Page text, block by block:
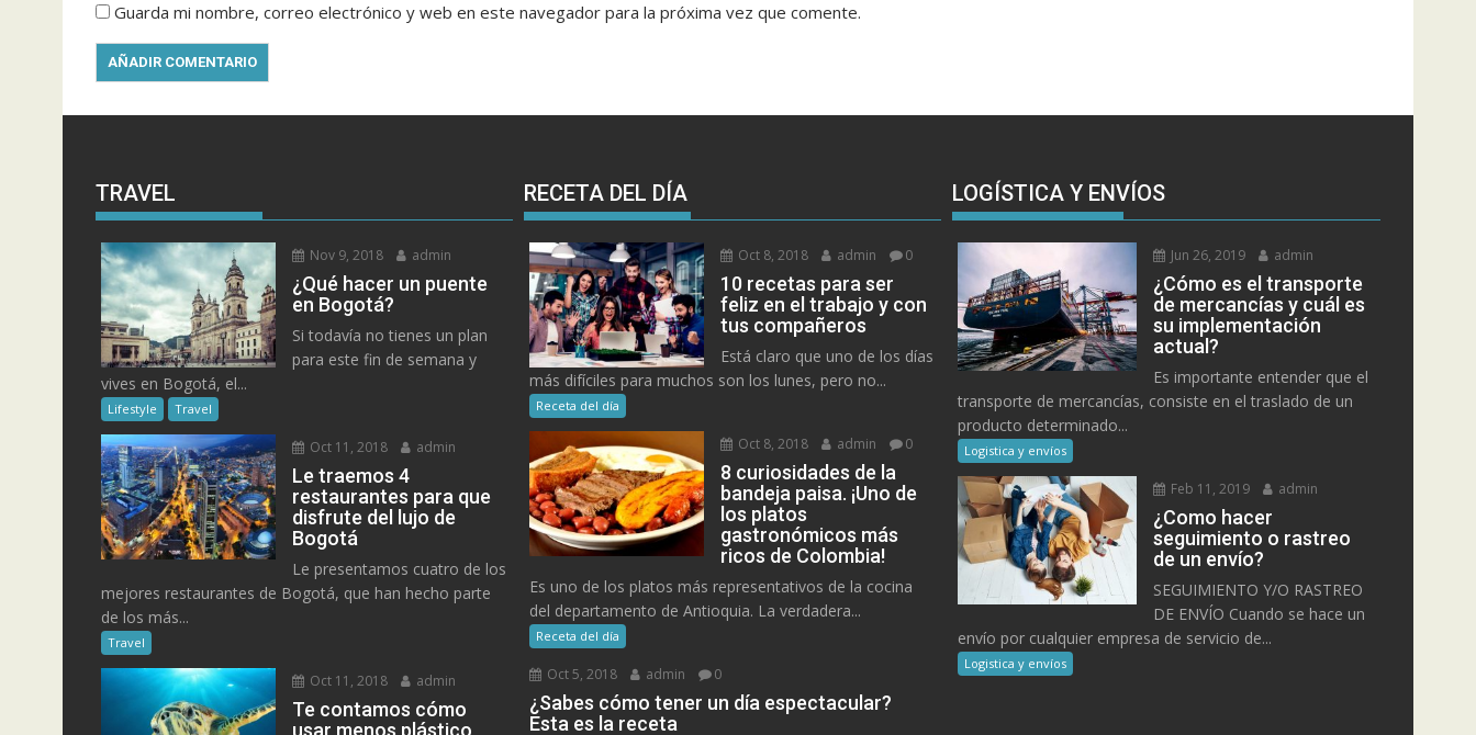
Guarda mi nombre, correo electrónico y web en este navegador para la próxima vez que comente.
TRAVEL
Nov 9, 2018 admin
¿Qué hacer un puente
en Bogotá?
Si todavía no tienes un plan
para este fin de semana y
vives en Bogotá, el...
Lifestyle Travel
Oct 11, 2018 admin
Le traemos 4
restaurantes para que
disfrute del lujo de
Bogotá
Le presentamos cuatro de los
mejores restaurantes de Bogotá, que han hecho parte
de los más...
Travel
Oct 11, 2018 admin
Te contamos cómo
usar menos plástico
RECETA DEL DÍA
Oct 8, 2018 admin 0
10 recetas para ser
feliz en el trabajo y con
tus compañeros
Está claro que uno de los días
más difíciles para muchos son los lunes, pero no...
Receta del día
Oct 8, 2018 admin 0
8 curiosidades de la
bandeja paisa. ¡Uno de
los platos
gastronómicos más
ricos de Colombia!
Es uno de los platos más representativos de la cocina
del departamento de Antioquia. La verdadera...
Receta del día
Oct 5, 2018 admin 0
¿Sabes cómo tener un día espectacular?
Esta es la receta
LOGÍSTICA Y ENVÍOS
Jun 26, 2019 admin
¿Cómo es el transporte
de mercancías y cuál es
su implementación
actual?
Es importante entender que el
transporte de mercancías, consiste en el traslado de un
producto determinado...
Logistica y envíos
Feb 11, 2019 admin
¿Como hacer
seguimiento o rastreo
de un envío?
SEGUIMIENTO Y/O RASTREO
DE ENVÍO Cuando se hace un
envío por cualquier empresa de servicio de...
Logistica y envíos